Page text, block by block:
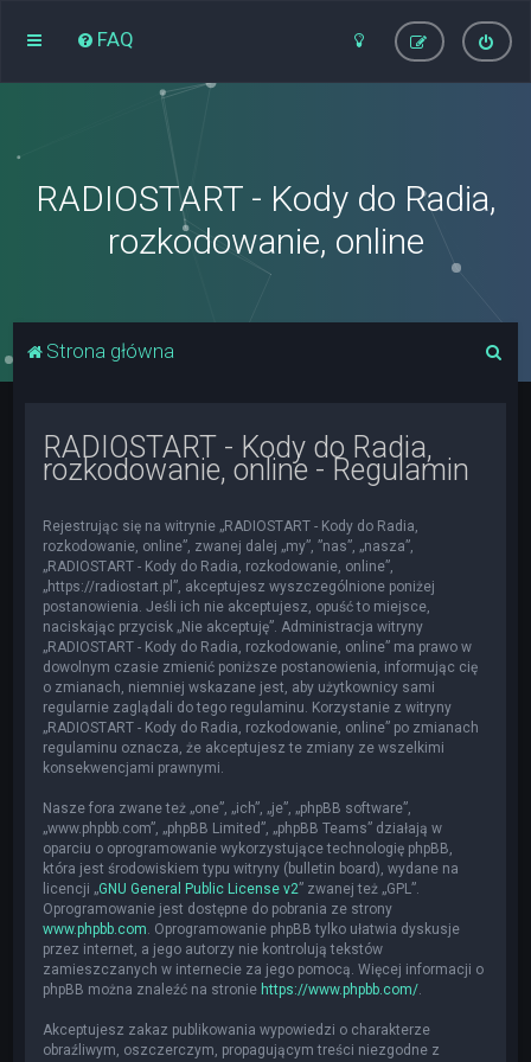
FAQ
RADIOSTART - Kody do Radia,
rozkodowanie, online
Strona główna
RADIOSTART - Kody do Radia,
rozkodowanie, online - Regulamin
Rejestrując się na witrynie „RADIOSTART - Kody do Radia,
rozkodowanie, online”, zwanej dalej „my”, ”nas”, „nasza”,
„RADIOSTART - Kody do Radia, rozkodowanie, online”,
„https://radiostart.pl”, akceptujesz wyszczególnione poniżej
postanowienia. Jeśli ich nie akceptujesz, opuść to miejsce,
naciskając przycisk „Nie akceptuję”. Administracja witryny
„RADIOSTART - Kody do Radia, rozkodowanie, online” ma prawo w
dowolnym czasie zmienić poniższe postanowienia, informując cię
o zmianach, niemniej wskazane jest, aby użytkownicy sami
regularnie zaglądali do tego regulaminu. Korzystanie z witryny
„RADIOSTART - Kody do Radia, rozkodowanie, online” po zmianach
regulaminu oznacza, że akceptujesz te zmiany ze wszelkimi
konsekwencjami prawnymi.
Nasze fora zwane też „one”, „ich”, „je”, „phpBB software”,
„www.phpbb.com”, „phpBB Limited”, „phpBB Teams” działają w
oparciu o oprogramowanie wykorzystujące technologię phpBB,
która jest środowiskiem typu witryny (bulletin board), wydane na
licencji „GNU General Public License v2” zwanej też „GPL”.
Oprogramowanie jest dostępne do pobrania ze strony
www.phpbb.com . Oprogramowanie phpBB tylko ułatwia dyskusje
przez internet, a jego autorzy nie kontrolują tekstów
zamieszczanych w internecie za jego pomocą. Więcej informacji o
phpBB można znaleźć na stronie https://www.phpbb.com/
Akceptujesz zakaz publikowania wypowiedzi o charakterze
obraźliwym, oszczerczym, propagującym treści niezgodne z